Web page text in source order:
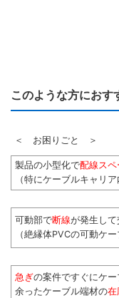
このような方におす
＜ お困りごと ＞
製品の小型化で配線ス
（特にケーブルキャリア
可動部で断線が発生し
（絶縁体PVCの可動ケ
急ぎの案件ですぐにケ
余ったケーブル端材の在